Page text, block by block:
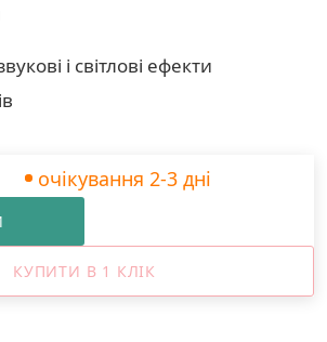
і світлові ефекти
очікування 2-3 дні
КУПИТИ В 1 КЛІК